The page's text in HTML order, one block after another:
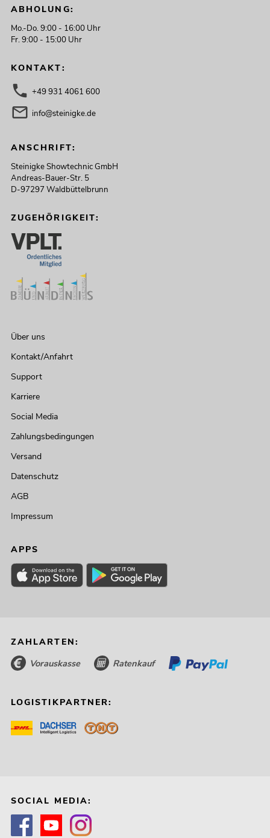
ABHOLUNG:
Mo.-Do. 9:00 - 16:00 Uhr
Fr. 9:00 - 15:00 Uhr
KONTAKT:
+49 931 4061 600
info@steinigke.de
ANSCHRIFT:
Steinigke Showtechnic GmbH
Andreas-Bauer-Str. 5
D-97297 Waldbüttelbrunn
ZUGEHÖRIGKEIT:
Über uns
Kontakt/Anfahrt
Support
Karriere
Social Media
Zahlungsbedingungen
Versand
Datenschutz
AGB
Impressum
APPS
ZAHLARTEN:
Vorauskasse Ratenkauf
LOGISTIKPARTNER:
SOCIAL MEDIA: